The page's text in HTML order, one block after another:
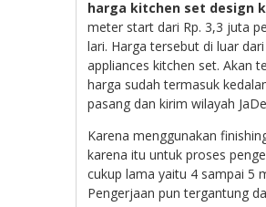
harga kitchen set design
meter start dari Rp. 3,3 juta
lari. Harga tersebut di luar dari
appliances kitchen set. Akan
harga sudah termasuk
pasang dan kirim wilayah
Karena menggunakan
karena itu untuk proses
cukup lama yaitu 4 sampai 5
Pengerjaan pun tergantung